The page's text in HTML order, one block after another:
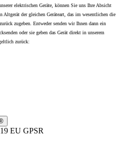
elektrischen Geräte, können Sie uns Ihre Absicht
Altgerät der gleichen Geräteart, das im wesentlichen die
zugeben. Entweder senden wir Ihnen dann ein
oder sie geben das Gerät direkt in unserem
zurück:
EU GPSR